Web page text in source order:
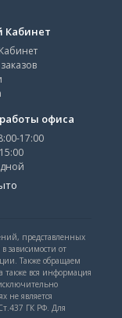
офиса
17:00
представленных
зависимости от
Также обращаем
вся информация
не является
ГК РФ. Для